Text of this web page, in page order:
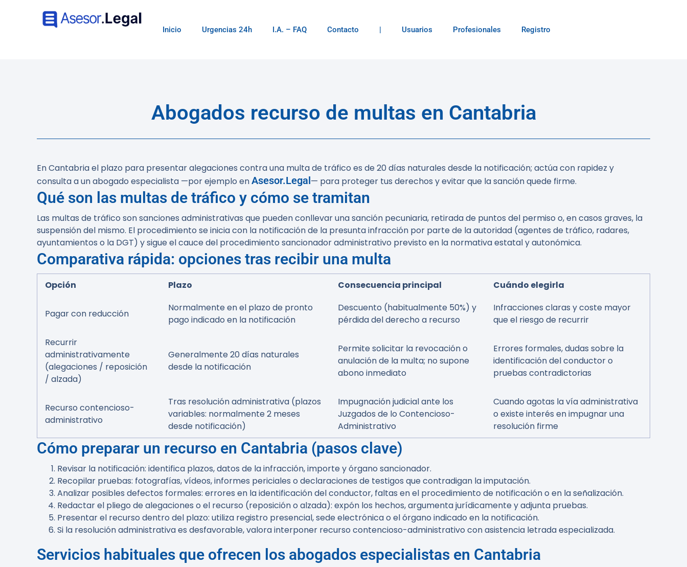
Inicio Urgencias 24h I.A. – FAQ Contacto | Usuarios Profesionales Registro
Abogados recurso de multas en Cantabria
En Cantabria el plazo para presentar alegaciones contra una multa de tráfico es de 20 días naturales desde la notificación; actúa con rapidez y
consulta a un abogado especialista —por ejemplo enAsesor.Legal— para proteger tus derechos y evitar que la sanción quede firme.
Qué son las multas de tráfico y cómo se tramitan
Las multas de tráfico son sanciones administrativas que pueden conllevar una sanción pecuniaria, retirada de puntos del permiso o, en casos graves, la
suspensión del mismo. El procedimiento se inicia con la notificación de la presunta infracción por parte de la autoridad (agentes de tráfico, radares,
ayuntamientos o la DGT) y sigue el cauce del procedimiento sancionador administrativo previsto en la normativa estatal y autonómica.
Comparativa rápida: opciones tras recibir una multa
Opción Plazo Consecuencia principal Cuándo elegirla
Pagar con reducción
Normalmente en el plazo de pronto
pago indicado en la notificación
Descuento (habitualmente 50%) y
pérdida del derecho a recurso
Infracciones claras y coste mayor
que el riesgo de recurrir
Recurrir
administrativamente
(alegaciones / reposición
/ alzada)
Generalmente 20 días naturales
desde la notificación
Permite solicitar la revocación o
anulación de la multa; no supone
abono inmediato
Errores formales, dudas sobre la
identificación del conductor o
pruebas contradictorias
Recurso contencioso-
administrativo
Tras resolución administrativa (plazos
variables: normalmente 2 meses
desde notificación)
Impugnación judicial ante los
Juzgados de lo Contencioso-
Administrativo
Cuando agotas la vía administrativa
o existe interés en impugnar una
resolución firme
Cómo preparar un recurso en Cantabria (pasos clave)
Revisar la notificación: identifica plazos, datos de la infracción, importe y órgano sancionador.
Recopilar pruebas: fotografías, vídeos, informes periciales o declaraciones de testigos que contradigan la imputación.
Analizar posibles defectos formales: errores en la identificación del conductor, faltas en el procedimiento de notificación o en la señalización.
Redactar el pliego de alegaciones o el recurso (reposición o alzada): expón los hechos, argumenta jurídicamente y adjunta pruebas.
Presentar el recurso dentro del plazo: utiliza registro presencial, sede electrónica o el órgano indicado en la notificación.
Si la resolución administrativa es desfavorable, valora interponer recurso contencioso-administrativo con asistencia letrada especializada.
Servicios habituales que ofrecen los abogados especialistas en Cantabria